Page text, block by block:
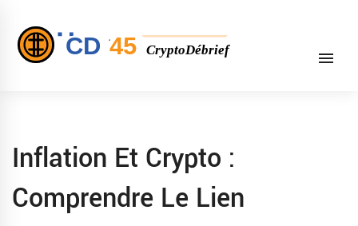
Inflation Et Crypto :
Comprendre Le Lien